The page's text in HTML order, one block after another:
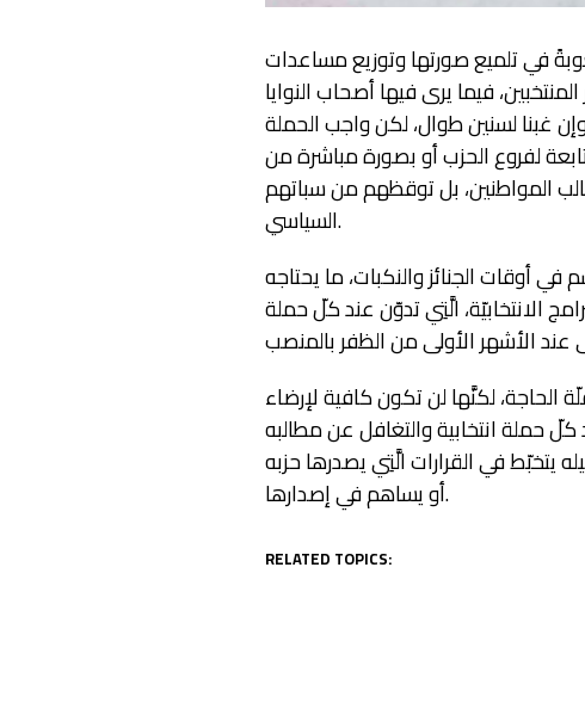
في تلميع صورتها وتوزيع مساعدات
فيما يرى فيها أصحاب النوايا
غبنا لسنين طوال، لكن واجب الحملة
لفروع الحزب أو بصورة مباشرة من
المواطنين، بل توقظهم من سباتهم
السياسي.
أوقات الجنائز والنكبات، ما يحتاجه
الانتخابيّة، الَّتِي تدوّن عند كلّ حملة
لكنَّها لن تكون كافية لإرضاء
حملة انتخابية والتغافل عن مطالبه
يتخبّط في القرارات الَّتِي يصدرها حزبه
أو يساهم في إصدارها.
RELATED TOPICS: